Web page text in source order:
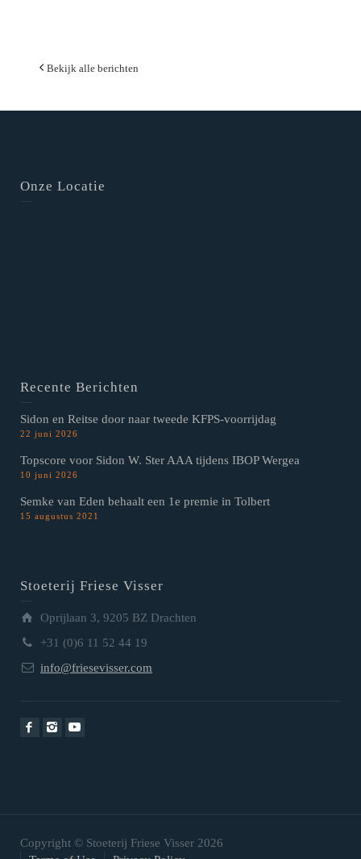
Bekijk alle berichten
Onze Locatie
Recente Berichten
Sidon en Reitse door naar tweede KFPS-voorrijdag
22 juni 2026
Topscore voor Sidon W. Ster AAA tijdens IBOP Wergea
10 juni 2026
Semke van Eden behaalt een 1e premie in Tolbert
15 augustus 2021
Stoeterij Friese Visser
Oprijlaan 3, 9205 BZ Drachten
+31 (0)6 11 52 44 19
info@friesevisser.com
Copyright © Stoeterij Friese Visser 2026